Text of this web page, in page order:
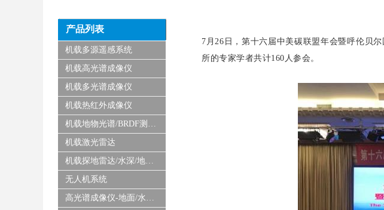
7月26日，第十六届中美碳联盟年会暨呼伦贝
所的专家学者共计160人参会。
机载多源遥感系统
机载高光谱成像仪
机载多光谱成像仪
机载热红外成像仪
机载地物光谱/BRDF测量系统
机载激光雷达
机载探地雷达/水深/地磁/微波/SAR
无人机系统
高光谱成像仪-地面/水下/实验室显微
产品列表